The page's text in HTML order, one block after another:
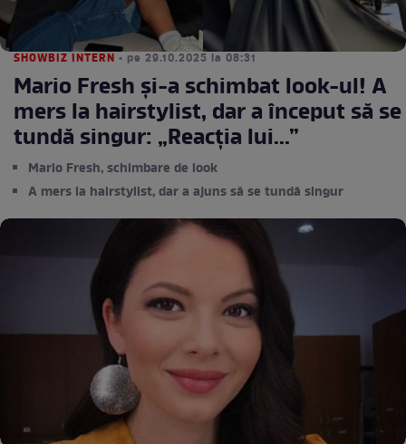
SHOWBIZ INTERN • pe 29.10.2025 la 08:31
Mario Fresh și-a schimbat look-ul! A
mers la hairstylist, dar a început să se
tundă singur: „Reacția lui...”
Mario Fresh, schimbare de look
A mers la hairstylist, dar a ajuns să se tundă singur